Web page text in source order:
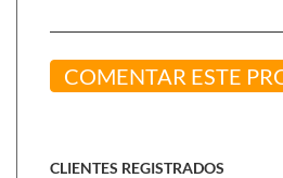
COMENTAR ESTE
CLIENTES REGISTRADOS